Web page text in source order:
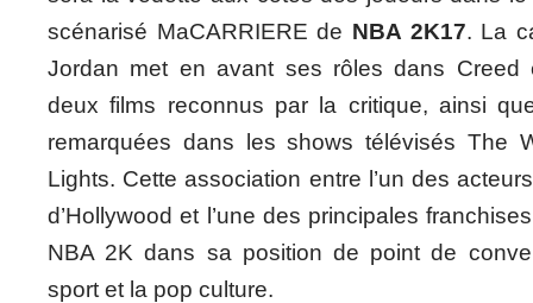
scénarisé MaCARRIERE de NBA 2K17. La
Jordan met en avant ses rôles dans Creed
deux films reconnus par la critique, ainsi
remarquées dans les shows télévisés The
Lights. Cette association entre l’un des
d’Hollywood et l’une des principales
NBA 2K dans sa position de point de
sport et la pop culture.